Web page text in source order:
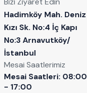
Hadimköy Mah. Deniz
Kızı Sk. No:4 İç Kapı
No:3 Arnavutköy/
İstanbul
Mesai Saatlerimiz
Mesai Saatleri: 08:00
- 17:00